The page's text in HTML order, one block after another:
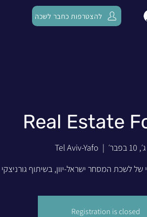
להצטרפות כחבר לשכה
Real Estate
  |
Tel Aviv-Yafo
לשכת המסחר ישראל-יוון, בשיתוף גורניצקי
Registration is closed